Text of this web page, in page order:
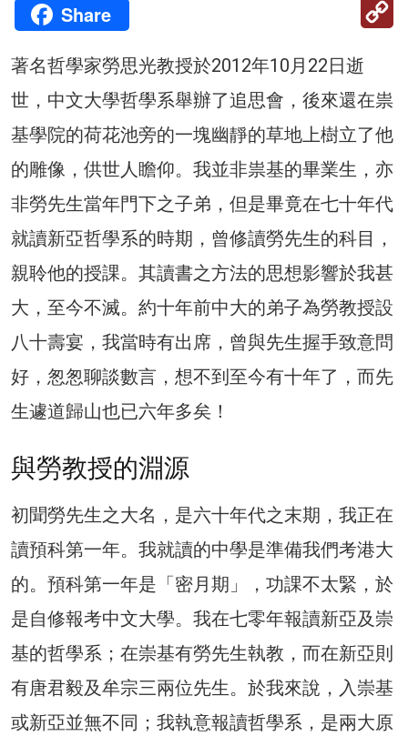
Share
著名哲學家勞思光教授於2012年10月22日逝
世，中文大學哲學系舉辦了追思會，後來還在祟
基學院的荷花池旁的一塊幽靜的草地上樹立了他
的雕像，供世人瞻仰。我並非祟基的畢業生，亦
非勞先生當年門下之子弟，但是畢竟在七十年代
就讀新亞哲學系的時期，曾修讀勞先生的科目，
親聆他的授課。其讀書之方法的思想影響於我甚
大，至今不滅。約十年前中大的弟子為勞教授設
八十壽宴，我當時有出席，曾與先生握手致意問
好，怱怱聊談數言，想不到至今有十年了，而先
生遽道歸山也已六年多矣！
與勞教授的淵源
初聞勞先生之大名，是六十年代之末期，我正在
讀預科第一年。我就讀的中學是準備我們考港大
的。預科第一年是「密月期」，功課不太緊，於
是自修報考中文大學。我在七零年報讀新亞及崇
基的哲學系；在崇基有勞先生執教，而在新亞則
有唐君毅及牟宗三兩位先生。於我來說，入崇基
或新亞並無不同；我執意報讀哲學系，是兩大原